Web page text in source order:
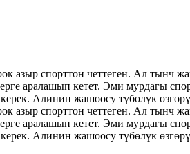
азыр спорттон четтеген. Ал тынч
аралашып кетет. Эми мурдагы
Алинин жашоосу түбөлүк
азыр спорттон четтеген. Ал тынч
аралашып кетет. Эми мурдагы
Алинин жашоосу түбөлүк